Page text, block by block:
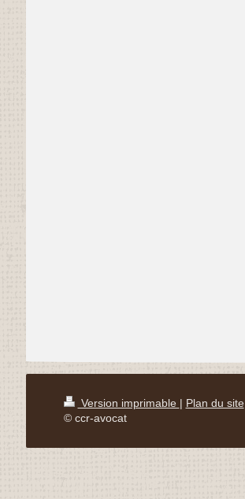
Version imprimable | Plan du site
© ccr-avocat